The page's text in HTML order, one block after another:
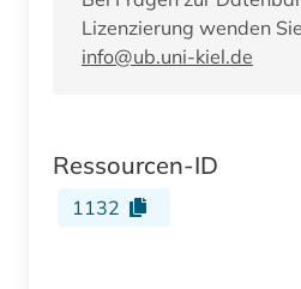
Lizenzierung wenden
info@ub.uni-kiel.de
Ressourcen-ID
1132